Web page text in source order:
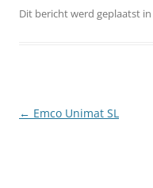
Dit bericht werd geplaatst in
Berichtnavigatie
← Emco Unimat SL